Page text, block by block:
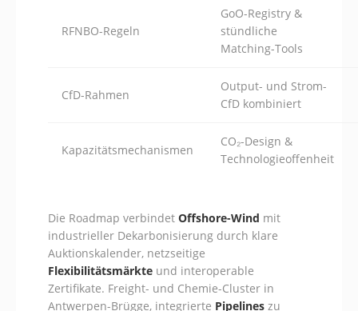
RFNBO-Regeln
GoO-Registry &
stündliche
Matching-Tools
CfD-Rahmen
Output- und Strom-
CfD kombiniert
Kapazitätsmechanismen
CO₂-Design &
Technologieoffenheit
Die Roadmap verbindet Offshore-Wind mit
industrieller Dekarbonisierung durch klare
Auktionskalender, netzseitige
Flexibilitätsmärkte und interoperable
Zertifikate. Freight- und Chemie-Cluster in
Antwerpen-Brügge, integrierte Pipelines zu